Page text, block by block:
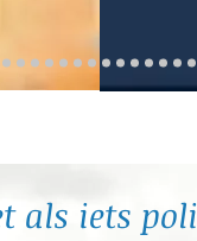
als iets